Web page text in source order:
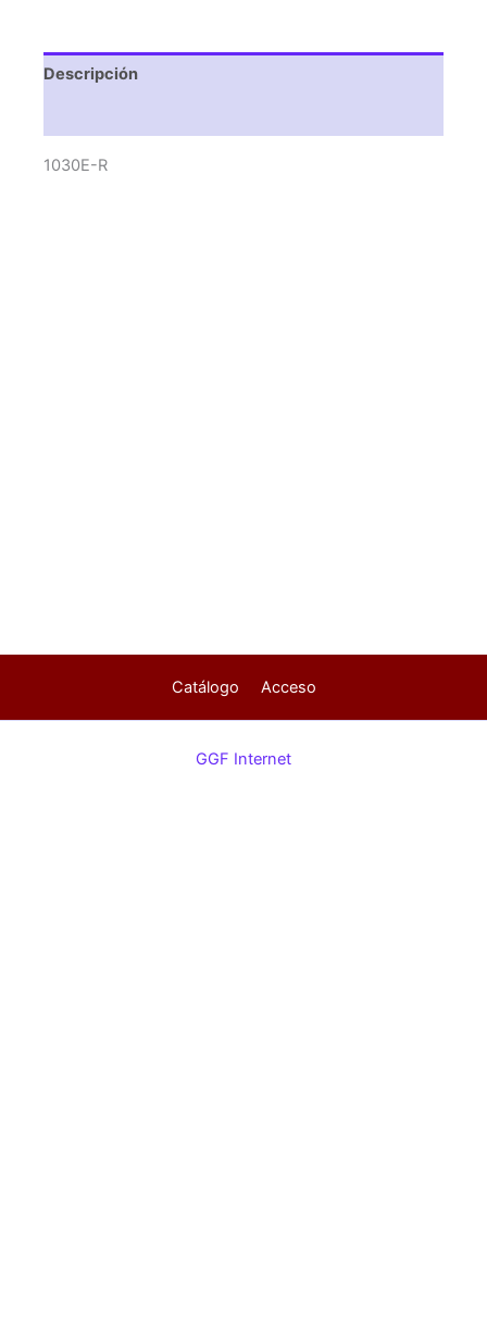
Descripción
1030E-R
Catálogo Acceso
GGF Internet